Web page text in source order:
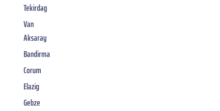
Tekirdag
Van
Aksaray
Bandirma
Corum
Elazig
Gebze